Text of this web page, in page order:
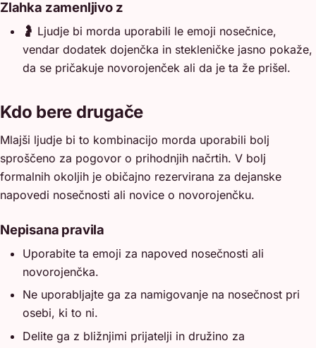
Zlahka zamenljivo z
🤰 Ljudje bi morda uporabili le emoji nosečnice,
vendar dodatek dojenčka in stekleničke jasno pokaže,
da se pričakuje novorojenček ali da je ta že prišel.
Kdo bere drugače
Mlajši ljudje bi to kombinacijo morda uporabili bolj
sproščeno za pogovor o prihodnjih načrtih. V bolj
formalnih okoljih je običajno rezervirana za dejanske
napovedi nosečnosti ali novice o novorojenčku.
Nepisana pravila
Uporabite ta emoji za napoved nosečnosti ali
novorojenčka.
Ne uporabljajte ga za namigovanje na nosečnost pri
osebi, ki to ni.
Delite ga z bližnjimi prijatelji in družino za